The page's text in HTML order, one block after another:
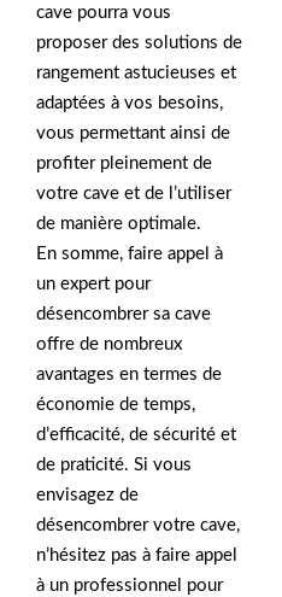
cave pourra vous
proposer des solutions de
rangement astucieuses et
adaptées à vos besoins,
vous permettant ainsi de
profiter pleinement de
votre cave et de l’utiliser
de manière optimale.
En somme, faire appel à
un expert pour
désencombrer sa cave
offre de nombreux
avantages en termes de
économie de temps,
d’efficacité, de sécurité et
de praticité. Si vous
envisagez de
désencombrer votre cave,
n’hésitez pas à faire appel
à un professionnel pour